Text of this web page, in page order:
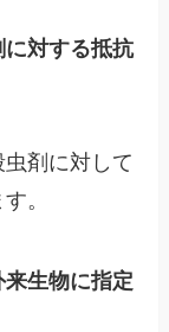
に対する抵抗
剤に対して
。
生物に指定